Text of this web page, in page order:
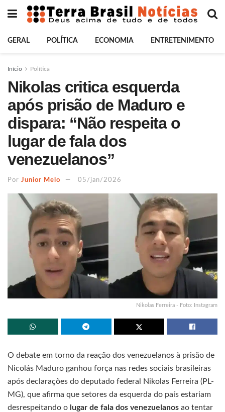
GERAL POLÍTICA ECONOMIA ENTRETENIMENTO
Início Política
Nikolas critica esquerda
após prisão de Maduro e
dispara: “Não respeita o
lugar de fala dos
venezuelanos”
Por Junior Melo 05/jan/2026
Nikolas Ferreira - Foto: Instagram
O debate em torno da reação dos venezuelanos à prisão de
Nicolás Maduro ganhou força nas redes sociais brasileiras
após declarações do deputado federal Nikolas Ferreira (PL-
MG), que afirma que setores da esquerda do país estariam
desrespeitando o lugar de fala dos venezuelanos ao tentar